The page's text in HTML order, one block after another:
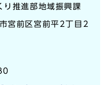
り推進部地域振興課
宮前区宮前平2丁目2